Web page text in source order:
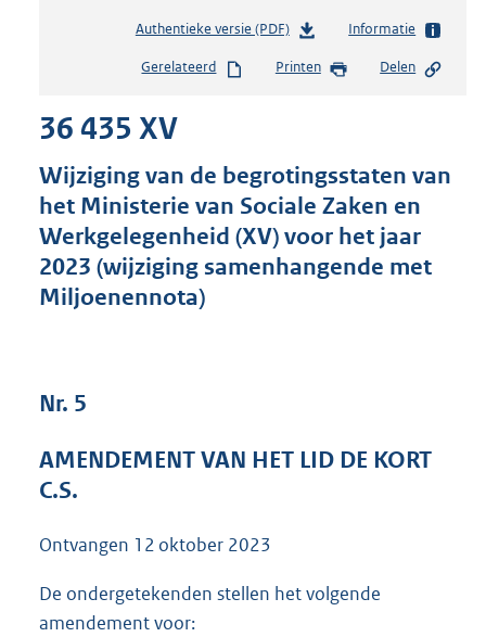
Authentieke versie (PDF)b
s
d
s
g
r
o
Informatie
Gerelateerd Printen Delen
36 435 XV
Wijziging van de begrotingsstaten van
het Ministerie van Sociale Zaken en
Werkgelegenheid (XV) voor het jaar
2023 (wijziging samenhangende met
Miljoenennota)
Nr. 5
AMENDEMENT VAN HET LID DE KORT
C.S.
Ontvangen 12 oktober 2023
De ondergetekenden stellen het volgende
amendement voor: